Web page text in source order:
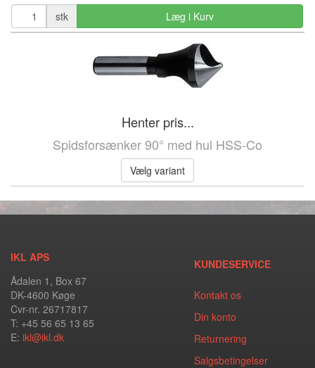
stk Læg i Kurv
Henter pris...
Spidsforsænker 90° med hul HSS-Co
Vælg variant
IKL APS
Ådalen 1, Box 67
DK-4600 Køge
Cvr-nr. 26717817
T: +45 56 65 13 65
E: ikl@ikl.dk
KUNDESERVICE
Kontakt os
Din konto
Returnering
Salgsbetingelser